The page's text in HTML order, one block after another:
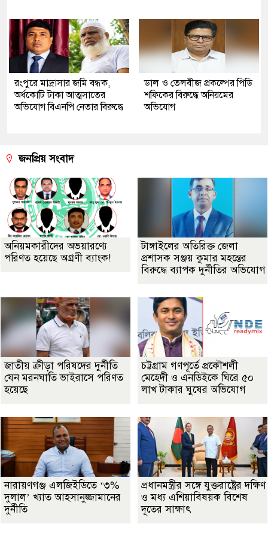
রংপুরে মাদ্রাসার জমি বন্ধক,
অর্ধকোটি টাকা আত্মসাতের
অভিযোগ বিএনপি নেতার বিরুদ্ধে
ডাল ও তেলবীজ প্রকল্পের পিডি
শফিকের বিরুদ্ধে অনিয়মের
অভিযোগ
জনপ্রিয় সংবাদ
অনিয়মকারীদের অভয়ারণ্যে
পরিণত হয়েছে অগ্রণী ব্যাংক!
টাঙ্গাইলের অতিরিক্ত জেলা
প্রশাসক সঞ্জয় কুমার মহন্তের
বিরুদ্ধে ব্যাপক দুর্নীতির অভিযোগ
জাতীয় ক্রীড়া পরিষদের দুর্নীতি
যেন মরনঘাতি ভাইরাসে পরিণত
হয়েছে
চট্টগ্রাম গণপূর্তে প্রকৌশলী
মেহেদী ও এনডিইকে ঘিরে ৫০
লাখ টাকার ঘুষের অভিযোগ
নারায়ণগঞ্জ এলজিইডিতে ‘৩%
দুলাল’ খ্যাত আহসানুজ্জামানের
দুর্নীতি
প্রধানমন্ত্রীর সঙ্গে যুক্তরাষ্ট্রের দক্ষিণ
ও মধ্য এশিয়াবিষয়ক বিশেষ
দূতের সাক্ষাৎ